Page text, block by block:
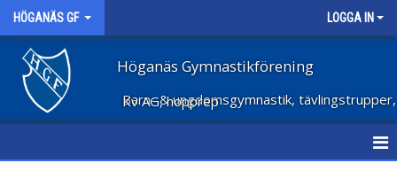
HÖGANÄS GF LOGGA IN
Höganäs Gymnastikförening
Barn- & ungdomsgymnastik, tävlingstrupper, Kv AG, hopprep